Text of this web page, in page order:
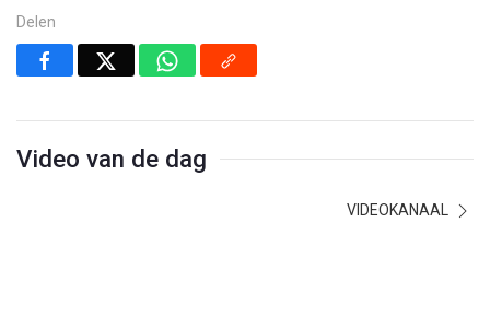
Delen
Video van de dag
VIDEOKANAAL